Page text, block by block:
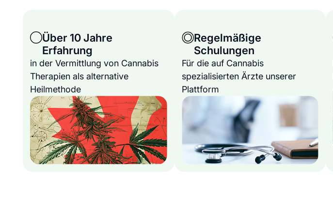
Über 10 Jahre
Erfahrung
in der Vermittlung von Cannabis
Therapien als alternative
Heilmethode
Regelmäßige
Schulungen
Für die auf Cannabis
spezialisierten Ärzte unserer
Plattform